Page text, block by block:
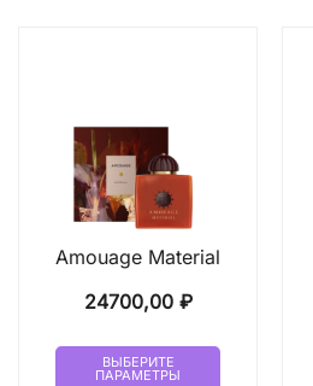
Amouage Material
24700,00 ₽
ВЫБЕРИТЕ
ПАРАМЕТРЫ
Этот